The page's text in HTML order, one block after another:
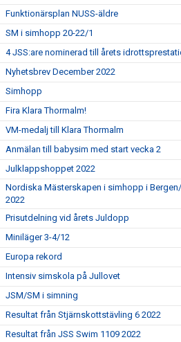
Funktionärsplan NUSS-äldre
SM i simhopp 20-22/1
4 JSS:are nominerad till årets
Nyhetsbrev December 2022
Simhopp
Fira Klara Thormalm!
VM-medalj till Klara Thormalm
Anmälan till babysim med start vecka 2
Julklappshoppet 2022
Nordiska Mästerskapen i simhopp i
2022
Prisutdelning vid årets Juldopp
Miniläger 3-4/12
Europa rekord
Intensiv simskola på Jullovet
JSM/SM i simning
Resultat från Stjärnskottstävling 6 2022
Resultat från JSS Swim 1109 2022